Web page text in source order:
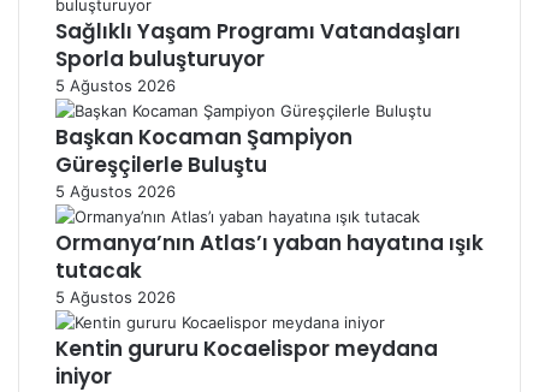
Sağlıklı Yaşam Programı Vatandaşları
Sporla buluşturuyor
5 Ağustos 2026
Başkan Kocaman Şampiyon
Güreşçilerle Buluştu
5 Ağustos 2026
Ormanya’nın Atlas’ı yaban hayatına ışık
tutacak
5 Ağustos 2026
Kentin gururu Kocaelispor meydana
iniyor